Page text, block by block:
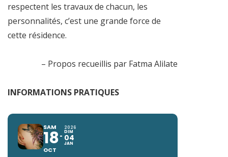
respectent les travaux de chacun, les
personnalités, c’est une grande force de
cette résidence.
– Propos recueillis par Fatma Alilate
INFORMATIONS PRATIQUES
SAM
18
OCT
2026
DIM
04
JAN